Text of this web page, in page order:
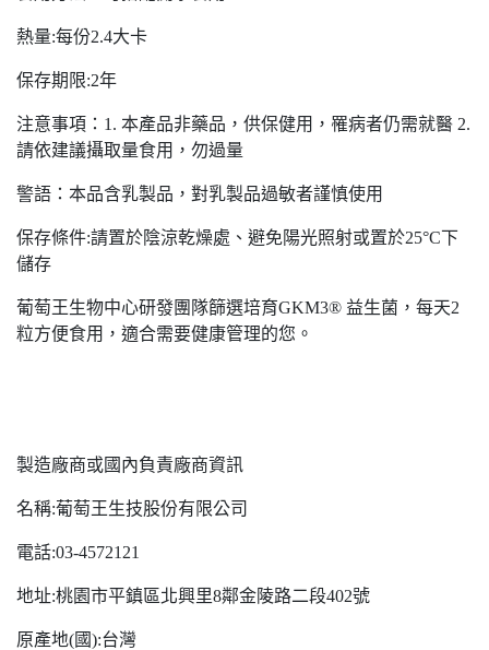
熱量:每份2.4大卡
保存期限:2年
注意事項：1. 本產品非藥品，供保健用，罹病者仍需就醫 2.
請依建議攝取量食用，勿過量
警語：本品含乳製品，對乳製品過敏者謹慎使用
保存條件:請置於陰涼乾燥處、避免陽光照射或置於25°C下
儲存
葡萄王生物中心研發團隊篩選培育GKM3® 益生菌，每天2
粒方便食用，適合需要健康管理的您。
製造廠商或國內負責廠商資訊
名稱:葡萄王生技股份有限公司
電話:03-4572121
地址:桃園市平鎮區北興里8鄰金陵路二段402號
原產地(國):台灣